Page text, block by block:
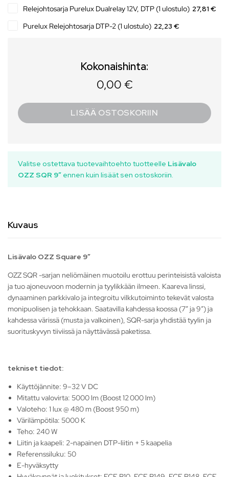
Relejohtosarja Purelux Dualrelay 12V, DTP (1 ulostulo) 27,81 €
Purelux Relejohtosarja DTP-2 (1 ulostulo) 22,23 €
Kokonaishinta:
0,00 €
LISÄÄ OSTOSKORIIN
Valitse ostettava tuotevaihtoehto tuotteelle Lisävalo
OZZ SQR 9″ ennen kuin lisäät sen ostoskoriin.
Kuvaus
Lisävalo OZZ Square 9″
OZZ SQR -sarjan neliömäinen muotoilu erottuu perinteisistä valoista
ja tuo ajoneuvoon modernin ja tyylikkään ilmeen. Kaareva linssi,
dynaaminen parkkivalo ja integroitu vilkkutoiminto tekevät valosta
monipuolisen ja tehokkaan. Saatavilla kahdessa koossa (7” ja 9”) ja
kahdessa värissä (musta ja valkoinen), SQR-sarja yhdistää tyylin ja
suorituskyvyn tiiviissä ja näyttävässä paketissa.
tekniset tiedot:
Käyttöjännite: 9–32 V DC
Mitattu valovirta: 5000 lm (Boost 12 000 lm)
Valoteho: 1 lux @ 480 m (Boost 950 m)
Värilämpötila: 5000 K
Teho: 240 W
Liitin ja kaapeli: 2-napainen DTP-liitin + 5 kaapelia
Referenssiluku: 50
E-hyväksytty